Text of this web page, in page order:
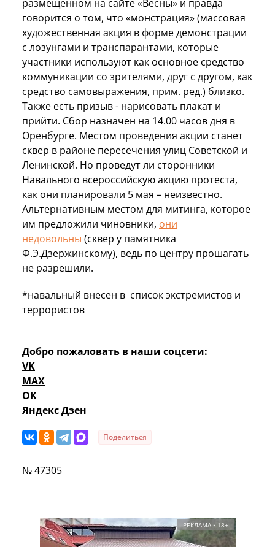
размещенном на сайте «Весны» и правда
говорится о том, что «монстрация» (массовая
художественная акция в форме демонстрации
с лозунгами и транспарантами, которые
участники используют как основное средство
коммуникации со зрителями, друг с другом, как
средство самовыражения, прим. ред.) близко.
Также есть призыв - нарисовать плакат и
прийти. Сбор назначен на 14.00 часов дня в
Оренбурге. Местом проведения акции станет
сквер в районе пересечения улиц Советской и
Ленинской. Но проведут ли сторонники
Навального всероссийскую акцию протеста,
как они планировали 5 мая – неизвестно.
Альтернативным местом для митинга, которое
им предложили чиновники, они
недовольны (сквер у памятника
Ф.Э.Дзержинскому), ведь по центру прошагать
не разрешили.
*навальный внесен в список экстремистов и
террористов
Добро пожаловать в наши соцсети:
VK
MAX
OK
Яндекс Дзен
Поделиться
№ 47305
РЕКЛАМА • 18+